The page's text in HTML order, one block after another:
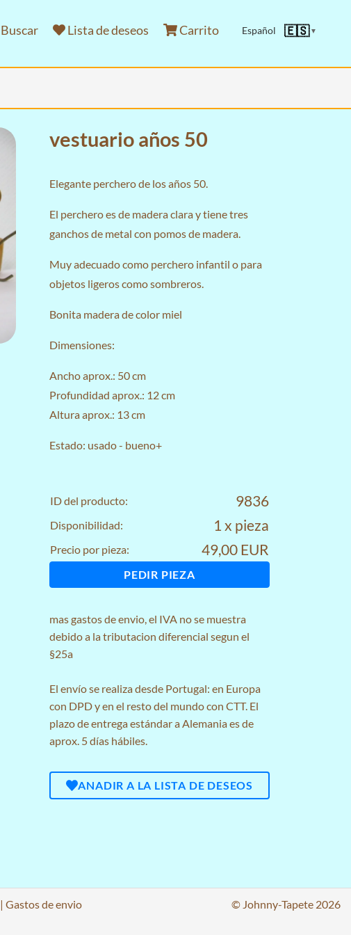
Buscar Lista de deseos Carrito Español 🇪🇸▼
vestuario años 50
Elegante perchero de los años 50.
El perchero es de madera clara y tiene tres
ganchos de metal con pomos de madera.
Muy adecuado como perchero infantil o para
objetos ligeros como sombreros.
Bonita madera de color miel
Dimensiones:
Ancho aprox.: 50 cm
Profundidad aprox.: 12 cm
Altura aprox.: 13 cm
Estado: usado - bueno+
ID del producto: 9836
Disponibilidad: 1 x pieza
Precio por pieza: 49,00 EUR
PEDIR PIEZA
masgastos de envio, el IVA no se muestra
debido a la tributacion diferencial segun el
§25a
El envío se realiza desde Portugal: en Europa
con DPD y en el resto del mundo con CTT. El
plazo de entrega estándar a Alemania es de
aprox. 5 días hábiles.
ANADIR A LA LISTA DE DESEOS
| Gastos de envio
© Johnny-Tapete 2026